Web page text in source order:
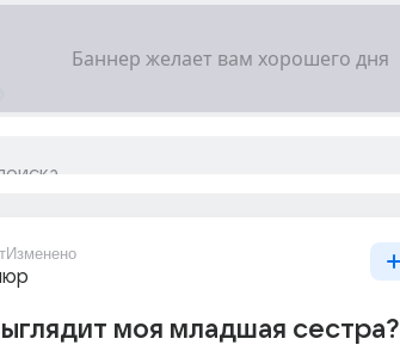
Изменено
моя младшая сестра?